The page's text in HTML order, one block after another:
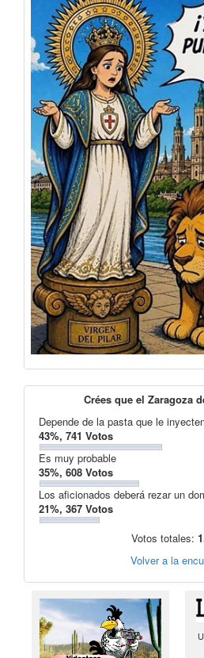
Crées que el Zaragoza
Depende de la pasta que le
43%, 741 Votos
Es muy probable
35%, 608 Votos
Los aficionados deberá rezar un
21%, 367 Votos
Votos totales:
Volver a la